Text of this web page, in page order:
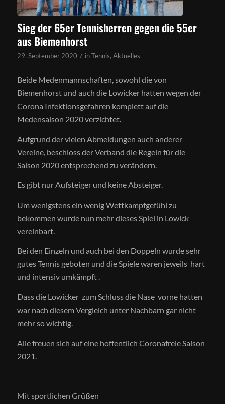
Sieg der 65er Tennisherren gegen die 55er
aus Biemenhorst
29. September 2020 / inTennis, Aktuelles
Beide Medenmannschaften, sowohl die von
Biemenhorst und auch die Lowicker hatten wegen der
Corona Infektionsgefahren komplett auf die
Medensaison 2020 verzichtet.
Aufgrund der vielen Abmeldungen auch anderer
Vereine, beschloss der Verband die Regeln für die
Saison 2020 entsprechend zu verändern.
Es gibt nur Aufsteiger und keine Absteiger.
Um wenigstens ein wenig Wettkampfgefühl zu
bekommen wurde nun mehr dieses Spiel in Lowick
vereinbart.
Bei den Einzeln und auch bei den Doppeln wurde sehr
gutes Tennis geboten und die Spiele waren jeweils hart
und intensiv umkämpft .
Dass die Lowicker zum Schluss die Nase vorne hatten
war nach diesem Vergleich unter Nachbarn gar nicht
mehr so wichtig.
Alle freuen sich auf eine hoffentlich Coronafreie Saison
2021.
Mit sportlichen Grüßen